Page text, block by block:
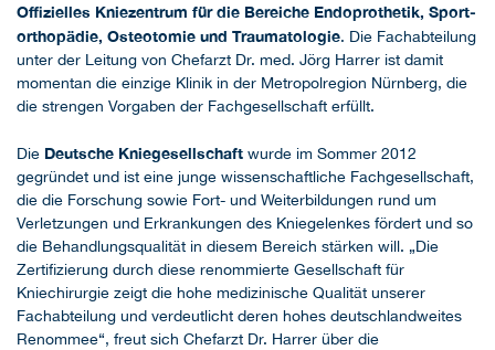
Offizielles Kniezentrum für die Bereiche Endoprothetik, Sport­
orthopädie, Osteotomie und Traumatologie. Die Fachabteilung
unter der Leitung von Chefarzt Dr. med. Jörg Harrer ist damit
momentan die einzige Klinik in der Metropolregion Nürnberg, die
die strengen Vorgaben der Fachgesellschaft erfüllt.
Die Deutsche Kniegesellschaft wurde im Sommer 2012
gegründet und ist eine junge wissenschaftliche Fachgesellschaft,
die die Forschung sowie Fort- und Weiterbildungen rund um
Verletzungen und Erkrankungen des Kniegelenkes fördert und so
die Behandlungsqualität in diesem Bereich stärken will. „Die
Zertifizierung durch diese renommierte Gesellschaft für
Kniechirurgie zeigt die hohe medizinische Qualität unserer
Fachabteilung und verdeutlicht deren hohes deutschlandweites
Renommee“, freut sich Chefarzt Dr. Harrer über die